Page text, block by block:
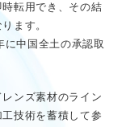
転用でき、その結
ます。
中国全土の承認取
ンズ素材のライン
技術を蓄積して参